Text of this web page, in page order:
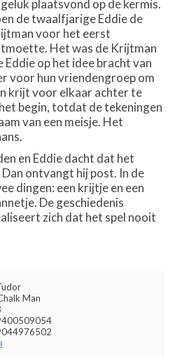
plaatsvond op de kermis.
de twaalfjarige Eddie de
voor het eerst
Het was de Krijtman
Eddie op het idee bracht van
voor hun vriendengroep om
krijt voor elkaar achter te
begin, totdat de tekeningen
van een meisje. Het
en Eddie dacht dat het
ontvangt hij post. In de
dingen: een krijtje en een
De geschiedenis
zich dat het spel nooit
Man